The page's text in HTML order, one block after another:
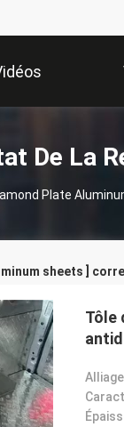
De La
Plate
sheets ]
Tôle